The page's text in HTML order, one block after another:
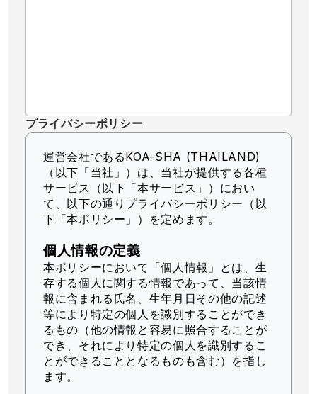
プライバシーポリシー
運営会社であるKOA-SHA (THAILAND)
（以下「当社」） は、当社が提供する各種
サービス（以下「本サービス」）におい
て、以下の通りプライバシーポリシー（以
下「本ポリシー」）を定めます。
個人情報の定義
本ポリシーにおいて「個人情報」とは、生
存する個人に関する情報であって、当該情
報に含まれる氏名、生年月日その他の記述
等により特定の個人を識別することができ
るもの（他の情報と容易に照合することが
でき、それにより特定の個人を識別するこ
とができることとなるものも含む）を指し
ます。